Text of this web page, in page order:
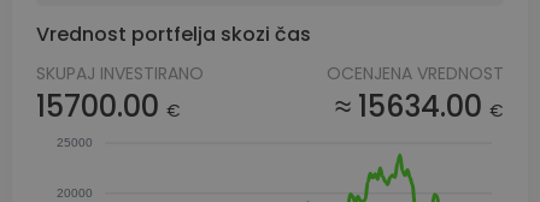
Vrednost portfelja skozi čas
SKUPAJ INVESTIRANO
15700.00 €
OCENJENA VREDNOST
≈ 15634.00 €
25000
20000